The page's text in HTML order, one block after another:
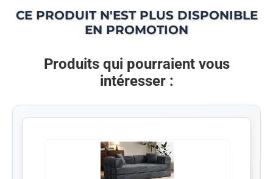
CE PRODUIT N'EST PLUS DISPONIBLE
EN PROMOTION
Produits qui pourraient vous
intéresser :